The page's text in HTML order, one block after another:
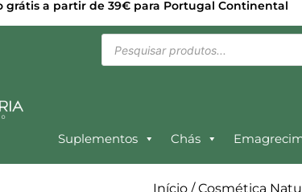
grátis a partir de 39€ para Portugal Continental
Suplementos Chás
Início /Cosmética